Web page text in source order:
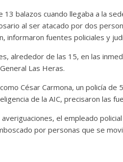
13 balazos cuando llegaba a la
al ser atacado por dos
informaron fuentes policiales y
alrededor de las 15, en las
Las Heras.
César Carmona, un policía
de la AIC, precisaron las
el empleado
por personas que se